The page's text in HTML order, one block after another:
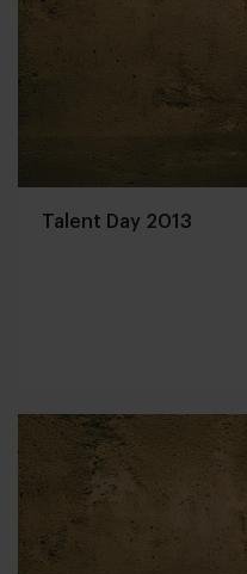
Talent Day 2013